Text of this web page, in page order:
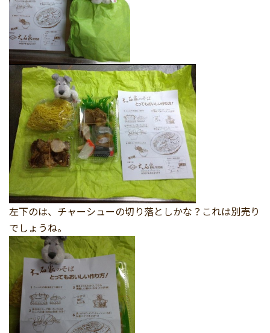
左下のは、チャーシューの切り落としかな？これは別売り
でしょうね。